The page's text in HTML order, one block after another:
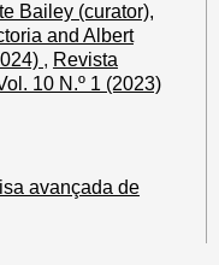
Bailey (curator),
and Albert
, Revista
10 N.º 1 (2023)
avançada de